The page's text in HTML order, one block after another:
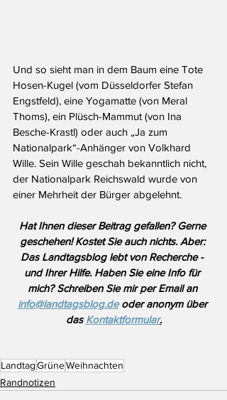
Und so sieht man in dem Baum eine Tote
Hosen-Kugel (vom Düsseldorfer Stefan
Engstfeld), eine Yogamatte (von Meral
Thoms), ein Plüsch-Mammut (von Ina
Besche-Krastl) oder auch „Ja zum
Nationalpark“-Anhänger von Volkhard
Wille. Sein Wille geschah bekanntlich nicht,
der Nationalpark Reichswald wurde von
einer Mehrheit der Bürger abgelehnt.
Hat Ihnen dieser Beitrag gefallen? Gerne
geschehen! Kostet Sie auch nichts. Aber:
Das Landtagsblog lebt von Recherche -
und Ihrer Hilfe. Haben Sie eine Info für
mich? Schreiben Sie mir per Email an
info@landtagsblog.de oder anonym über
das Kontaktformular.
LandtagGrüneWeihnachten
Randnotizen